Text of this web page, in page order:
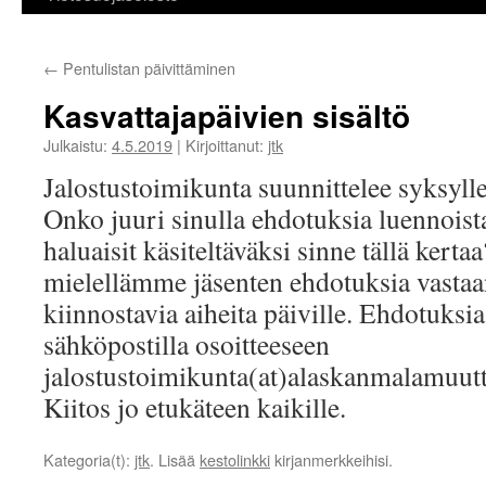
← Pentulistan päivittäminen
Kasvattajapäivien sisältö
Julkaistu: 4.5.2019 | Kirjoittanut: jtk
Jalostustoimikunta suunnittelee
Onko juuri sinulla ehdotuksia
haluaisit käsiteltäväksi sinne tällä
mielellämme jäsenten ehdotuksia
kiinnostavia aiheita päiville.
sähköpostilla osoitteeseen
Kiitos jo etukäteen kaikille.
Kategoria(t): jtk. Lisää kestolinkki kirjanmerkkeihisi.